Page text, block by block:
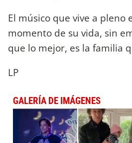
El músico que vive a pleno
momento de su vida, sin
que lo mejor, es la familia
LP
GALERÍA DE IMÁGENES